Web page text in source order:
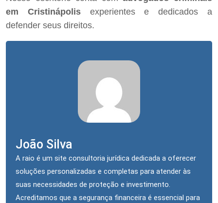
em Cristinápolisexperientes e dedicados a
defender seus direitos.
João Silva
A raio é um site consultoria jurídica dedicada a oferecer
soluções personalizadas e completas para atender às
suas necessidades de proteção e investimento.
Acreditamos que a segurança financeira é essencial para